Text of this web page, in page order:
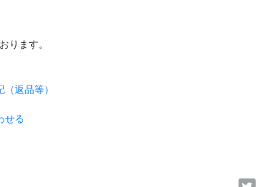
ります。
返品等）
せる